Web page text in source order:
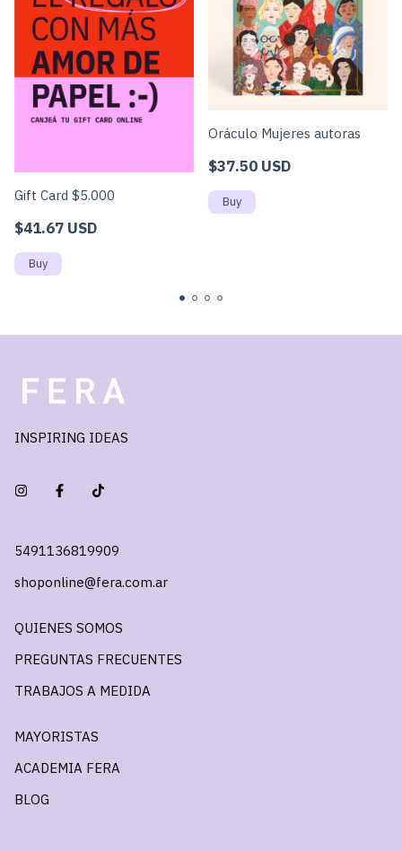
Gift Card $5.000
$41.67 USD
Oráculo Mujeres autoras
$37.50 USD
INSPIRING IDEAS
5491136819909
shoponline@fera.com.ar
QUIENES SOMOS
PREGUNTAS FRECUENTES
TRABAJOS A MEDIDA
MAYORISTAS
ACADEMIA FERA
BLOG